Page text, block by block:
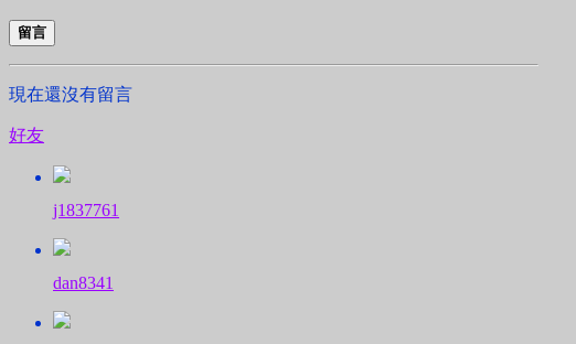
留言
現在還沒有留言
好友
j1837761
dan8341